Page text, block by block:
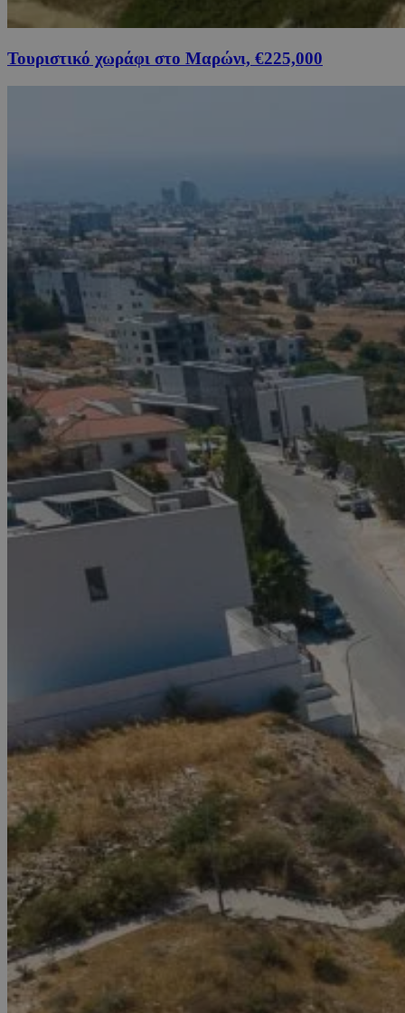
Τουριστικό χωράφι στο Μαρώνι, €225,000